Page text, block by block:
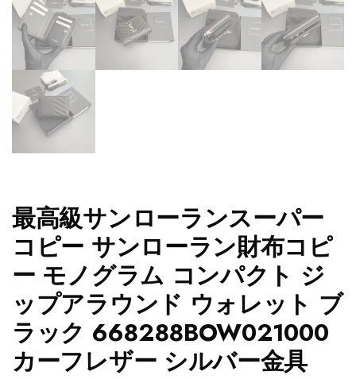
最高級サンローランスーパー
コピー サンローラン財布コピ
ー モノグラム コンパクト ジ
ップアラウンド ウォレット ブ
ラック 668288BOW021000
カーフレザー シルバー金具